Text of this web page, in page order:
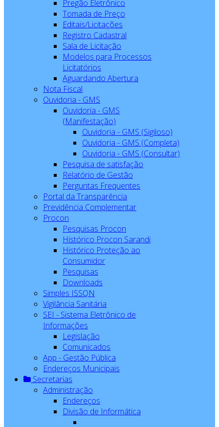
Pregão Eletrônico
Tomada de Preço
Editais/Licitações
Registro Cadastral
Sala de Licitação
Modelos para Processos
Licitatórios
Aguardando Abertura
Nota Fiscal
Ouvidoria - GMS
Ouvidoria - GMS
(Manifestação)
Ouvidoria - GMS (Sigiloso)
Ouvidoria - GMS (Completa)
Ouvidoria - GMS (Consultar)
Pesquisa de satisfação
Relatório de Gestão
Perguntas Frequentes
Portal da Transparência
Previdência Complementar
Procon
Pesquisas Procon
Histórico Procon Sarandi
Histórico Proteção ao
Consumidor
Pesquisas
Downloads
Simples ISSQN
Vigilância Sanitária
SEI - Sistema Eletrônico de
Informações
Legislação
Comunicados
App - Gestão Pública
Endereços Municipais
Secretarias
Administração
Endereços
Divisão de Informática